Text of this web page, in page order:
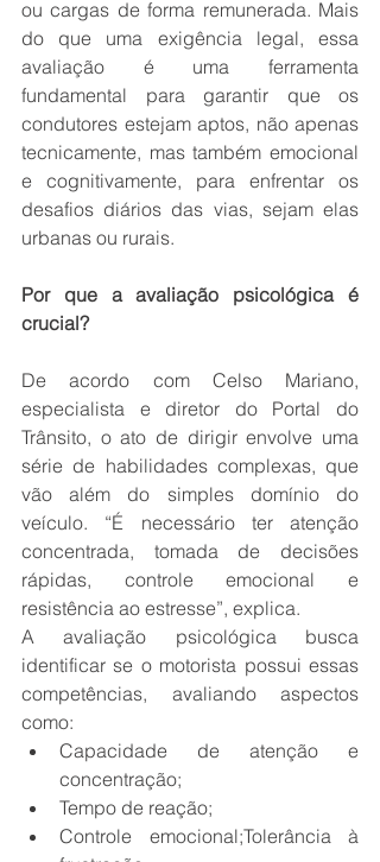
ou cargas de forma remunerada. Mais
do que uma exigência legal, essa
avaliação é uma ferramenta
fundamental para garantir que os
condutores estejam aptos, não apenas
tecnicamente, mas também emocional
e cognitivamente, para enfrentar os
desafios diários das vias, sejam elas
urbanas ou rurais.
Por que a avaliação psicológica é
crucial?
De acordo com Celso Mariano,
especialista e diretor do Portal do
Trânsito, o ato de dirigir envolve uma
série de habilidades complexas, que
vão além do simples domínio do
veículo. “É necessário ter atenção
concentrada, tomada de decisões
rápidas, controle emocional e
resistência ao estresse”, explica.
A avaliação psicológica busca
identificar se o motorista possui essas
competências, avaliando aspectos
como:
Capacidade de atenção e
concentração;
Tempo de reação;
Controle emocional;Tolerância à